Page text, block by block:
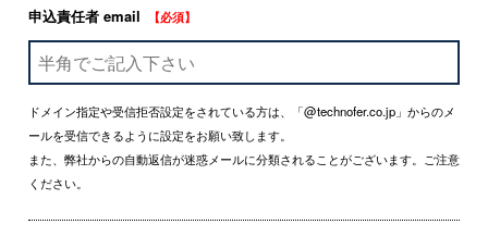
申込責任者 email 【必須】
ドメイン指定や受信拒否設定をされている方は、「@technofer.co.jp」からのメ
ールを受信できるように設定をお願い致します。
また、弊社からの自動返信が迷惑メールに分類されることがございます。ご注意
ください。